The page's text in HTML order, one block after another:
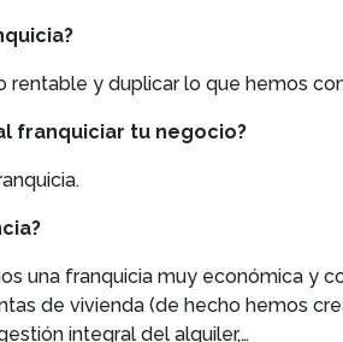
y duplicar lo que hemos
franquiciar tu negocio?
una franquicia muy económica y
de vivienda (de hecho hemos
integral del alquiler,…